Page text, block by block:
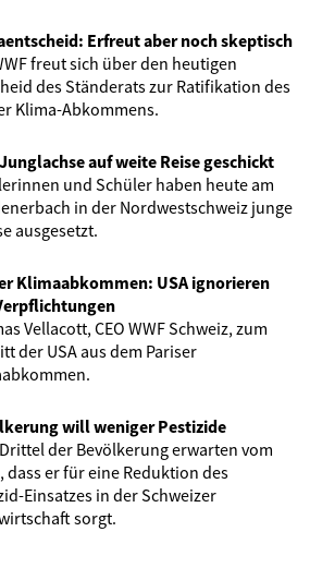
Erfreut aber noch skeptisch
freut sich über den heutigen
des Ständerats zur Ratifikation des
Klima-Abkommens.
auf weite Reise geschickt
und Schüler haben heute am
in der Nordwestschweiz junge
ausgesetzt.
Klimaabkommen: USA ignorieren
Vellacott, CEO WWF Schweiz, zum
der USA aus dem Pariser
will weniger Pestizide
der Bevölkerung erwarten vom
dass er für eine Reduktion des
Einsatzes in der Schweizer
sorgt.